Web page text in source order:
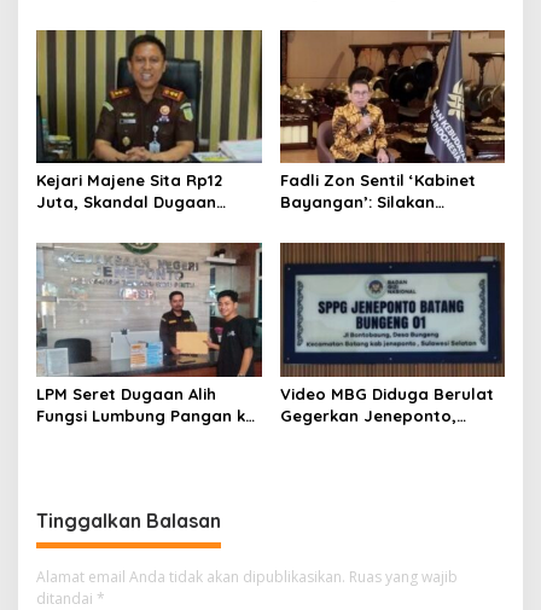
Muncul
Kejari Majene Sita Rp12
Juta, Skandal Dugaan
Mulai Terkuak
Fadli Zon Sentil ‘Kabinet
Bayangan’: Silakan
Sekadar Bayangan
LPM Seret Dugaan Alih
Fungsi Lumbung Pangan ke
Video MBG Diduga Berulat
Gegerkan Jeneponto,
Tinggalkan Balasan
Alamat email Anda tidak akan dipublikasikan. Ruas yang wajib
ditandai *